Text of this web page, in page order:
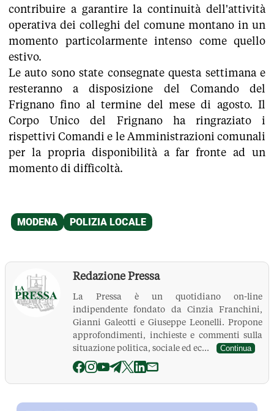
contribuire a garantire la continuità dell'attività
operativa dei colleghi del comune montano in un
momento particolarmente intenso come quello
estivo.
Le auto sono state consegnate questa settimana e
resteranno a disposizione del Comando del
Frignano fino al termine del mese di agosto. Il
Corpo Unico del Frignano ha ringraziato i
rispettivi Comandi e le Amministrazioni comunali
per la propria disponibilità a far fronte ad un
momento di difficoltà.
Redazione Pressa
La Pressa è un quotidiano on-line
indipendente fondato da Cinzia Franchini,
Gianni Galeotti e Giuseppe Leonelli. Propone
approfondimenti, inchieste e commenti sulla
situazione politica, sociale ed ec...
Continua
La Pressa